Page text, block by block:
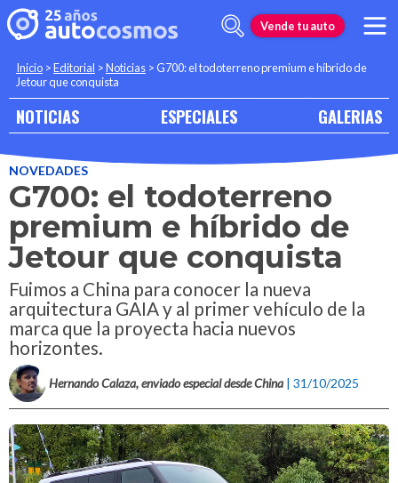
Vende tu auto
Inicio >Editorial >Noticias >G700: el todoterreno premium e híbrido de
Jetour que conquista
NOTICIAS ESPECIALES GALERIAS
NOVEDADES
G700: el todoterreno
premium e híbrido de
Jetour que conquista
Fuimos a China para conocer la nueva
arquitectura GAIA y al primer vehículo de la
marca que la proyecta hacia nuevos
horizontes.
Hernando Calaza, enviado especial desde China | 31/10/2025